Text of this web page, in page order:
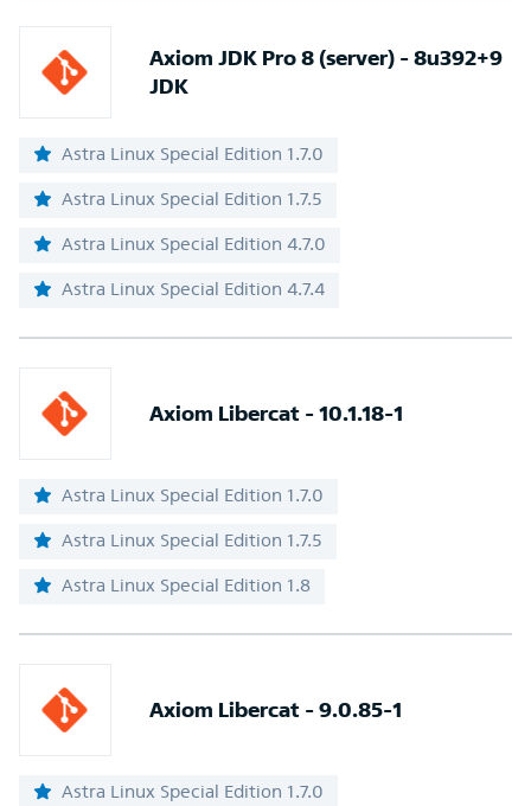
Axiom JDK Pro 8 (server) - 8u392+9
JDK
Astra Linux Special Edition 1.7.0
Astra Linux Special Edition 1.7.5
Astra Linux Special Edition 4.7.0
Astra Linux Special Edition 4.7.4
Axiom Libercat - 10.1.18-1
Astra Linux Special Edition 1.7.0
Astra Linux Special Edition 1.7.5
Astra Linux Special Edition 1.8
Axiom Libercat - 9.0.85-1
Astra Linux Special Edition 1.7.0